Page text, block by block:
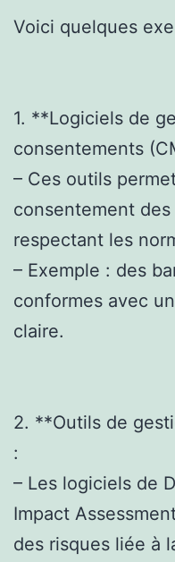
Voici quelques
1. **Logiciels de
consentements
– Ces outils
consentement
respectant les
– Exemple : des
conformes avec
claire.
2. **Outils de
:
– Les logiciels de
Impact
des risques liée à